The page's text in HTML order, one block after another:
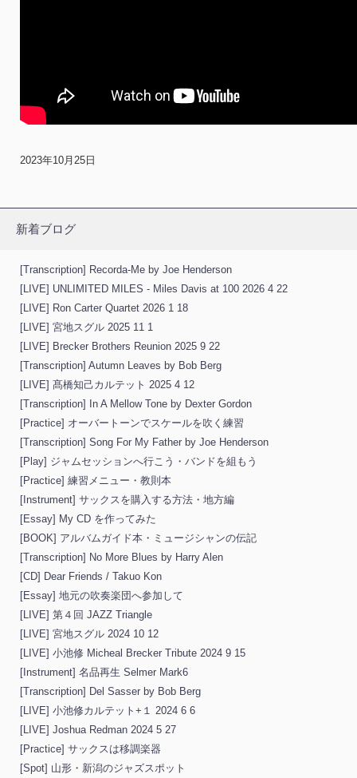
2023年10月25日
新着ブログ
[Transcription] Recorda-Me by Joe Henderson
[LIVE] UNLIMITED MILES - Miles Davis at 100 2026 4 22
[LIVE] Ron Carter Quartet 2026 1 18
[LIVE] 宮地スグル 2025 11 1
[LIVE] Brecker Brothers Reunion 2025 9 22
[Transcription] Autumn Leaves by Bob Berg
[LIVE] 髙橋知己カルテット 2025 4 12
[Transcription] In A Mellow Tone by Dexter Gordon
[Practice] オーバートーンでスケールを吹く練習
[Transcription] Song For My Father by Joe Henderson
[Play] ジャムセッションへ行こう・バンドを組もう
[Practice] 練習メニュー・教則本
[Instrument] サックスを購入する方法・地方編
[Essay] My CD を作ってみた
[BOOK] アルバムガイド本・ミュージシャンの伝記
[Transcription] No More Blues by Harry Alen
[CD] Dear Friends / Takuo Kon
[Essay] 地元の吹奏楽団へ参加して
[LIVE] 第４回 JAZZ Triangle
[LIVE] 宮地スグル 2024 10 12
[LIVE] 小池修 Micheal Brecker Tribute 2024 9 15
[Instrument] 名品再生 Selmer Mark6
[Transcription] Del Sasser by Bob Berg
[LIVE] 小池修カルテット+１ 2024 6 6
[LIVE] Joshua Redman 2024 5 27
[Practice] サックスは移調楽器
[Spot] 山形・新潟のジャズスポット